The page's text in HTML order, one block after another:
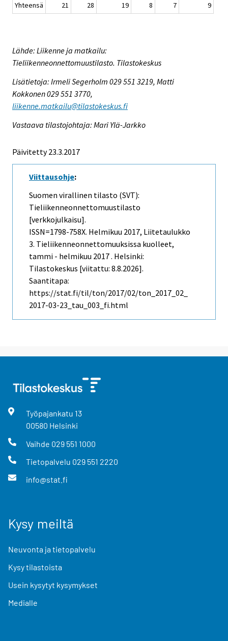
Yhteensä
21 28 19 8 7 9
Lähde: Liikenne ja matkailu:
Tieliikenneonnettomuustilasto. Tilastokeskus
Lisätietoja: Irmeli Segerholm 029 551 3219, Matti
Kokkonen 029 551 3770,
liikenne.matkailu@tilastokeskus.fi
Vastaava tilastojohtaja: Mari Ylä-Jarkko
Päivitetty 23.3.2017
Viittausohje:
Suomen virallinen tilasto (SVT):
Tieliikenneonnettomuustilasto
[verkkojulkaisu].
ISSN=1798-758X. Helmikuu 2017, Liitetaulukko
3. Tieliikenneonnettomuuksissa kuolleet,
tammi - helmikuu 2017 . Helsinki:
Tilastokeskus [viitattu: 8.8.2026].
Saantitapa:
https://stat.fi/til/ton/2017/02/ton_2017_02_
2017-03-23_tau_003_fi.html
Työpajankatu 13
00580 Helsinki
Vaihde 029 551 1000
Tietopalvelu 029 551 2220
info@stat.fi
Kysy meiltä
Neuvonta ja tietopalvelu
Kysy tilastoista
Usein kysytyt kysymykset
Medialle